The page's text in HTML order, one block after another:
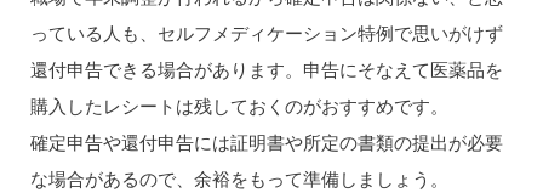
っている人も、セルフメディケーション特例で思いがけず
還付申告できる場合があります。申告にそなえて医薬品を
購入したレシートは残しておくのがおすすめです。
確定申告や還付申告には証明書や所定の書類の提出が必要
な場合があるので、余裕をもって準備しましょう。